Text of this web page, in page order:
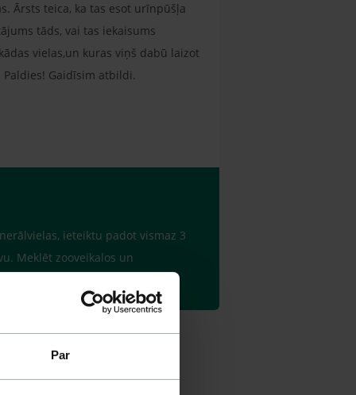
Par
Ārsts teica, ka tas esot urīnpūšļa
tāds, vai tas iekaisums
vielas,un kuras viņš dabū laizot
Gaidīsim atbildi.
ieteiktu padot vismaz 3
Meklēt zooveikalos un